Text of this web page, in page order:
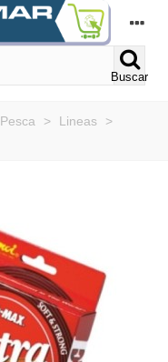
Buscar
Pesca > Lineas
>